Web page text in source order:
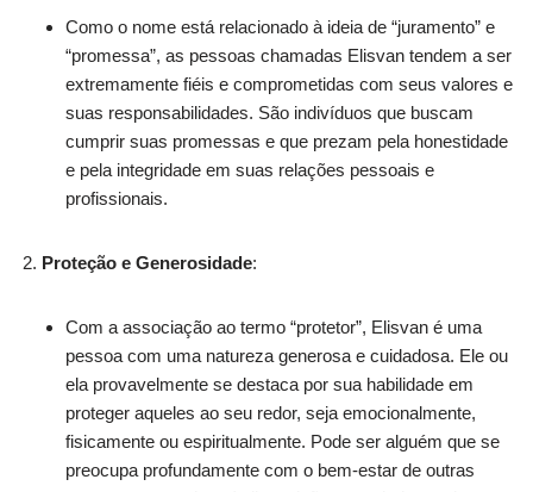
Como o nome está relacionado à ideia de “juramento” e
“promessa”, as pessoas chamadas Elisvan tendem a ser
extremamente fiéis e comprometidas com seus valores e
suas responsabilidades. São indivíduos que buscam
cumprir suas promessas e que prezam pela honestidade
e pela integridade em suas relações pessoais e
profissionais.
Proteção e Generosidade:
Com a associação ao termo “protetor”, Elisvan é uma
pessoa com uma natureza generosa e cuidadosa. Ele ou
ela provavelmente se destaca por sua habilidade em
proteger aqueles ao seu redor, seja emocionalmente,
fisicamente ou espiritualmente. Pode ser alguém que se
preocupa profundamente com o bem-estar de outras